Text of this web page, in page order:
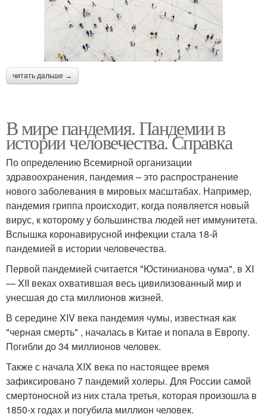
читать дальше →
В мире пандемия. Пандемии в
истории человечества. Справка
По определению Всемирной организации
здравоохранения, пандемия – это распространение
нового заболевания в мировых масштабах. Например,
пандемия гриппа происходит, когда появляется новый
вирус, к которому у большинства людей нет иммунитета.
Вспышка коронавирусной инфекции стала 18-й
пандемией в истории человечества.
Первой пандемией считается "Юстинианова чума", в XI
— XII веках охватившая весь цивилизованный мир и
унесшая до ста миллионов жизней.
В середине XIV века пандемия чумы, известная как
"черная смерть" , началась в Китае и попала в Европу.
Погибли до 34 миллионов человек.
Также с начала XIX века по настоящее время
зафиксировано 7 пандемий холеры. Для России самой
смертоносной из них стала третья, которая произошла в
1850-х годах и погубила миллион человек.